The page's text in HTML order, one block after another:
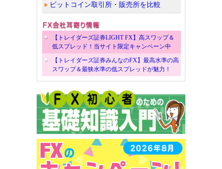
ビットコイン取引所・販売所を比較
【トレイダーズ証券LIGHT FX】高スワップ＆
低スプレッド！当サイト限定キャンペーン中
【トレイダーズ証券みんなのFX】最高水準の高
スワップ＆最狭水準の低スプレッドが魅力！